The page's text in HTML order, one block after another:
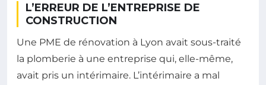
L’ERREUR DE L’ENTREPRISE DE
CONSTRUCTION
Une PME de rénovation à Lyon avait sous-traité
la plomberie à une entreprise qui, elle-même,
avait pris un intérimaire. L’intérimaire a mal